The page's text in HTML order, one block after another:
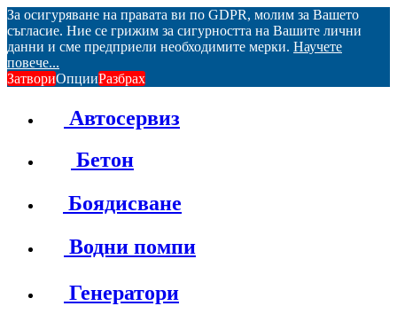
За осигуряване на правата ви по GDPR, молим за Вашето
съгласие. Ние се грижим за сигурността на Вашите лични
данни и сме предприели необходимите мерки. Научете
повече...
ЗатвориОпцииРазбрах
Автосервиз
Бетон
Боядисване
Водни помпи
Генератори